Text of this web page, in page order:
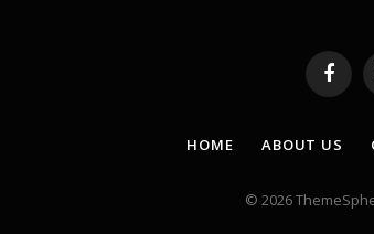
HOME ABOUT US
© 2026